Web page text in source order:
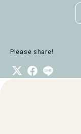
Please share!